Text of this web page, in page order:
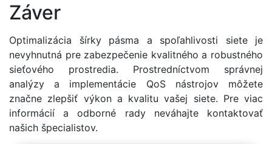
Záver
Optimalizácia šírky pásma a spoľahlivosti siete je
nevyhnutná pre zabezpečenie kvalitného a robustného
sieťového prostredia. Prostredníctvom správnej
analýzy a implementácie QoS nástrojov môžete
značne zlepšiť výkon a kvalitu vašej siete. Pre viac
informácií a odborné rady neváhajte kontaktovať
našich špecialistov.